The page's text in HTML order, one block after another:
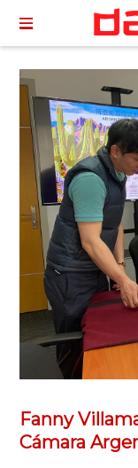
Fanny
Cámara